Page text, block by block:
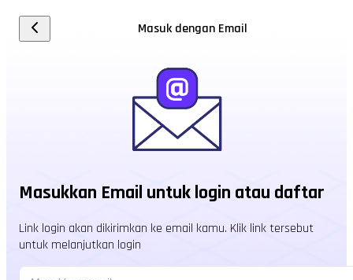
Masuk dengan Email
Masukkan Email untuk login atau daftar
Link login akan dikirimkan ke email kamu. Klik link tersebut
untuk melanjutkan login